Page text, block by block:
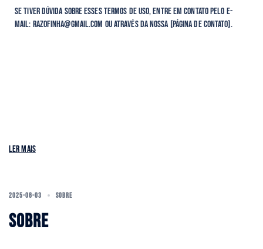
Se tiver dúvida sobre esses Termos de Uso, entre em contato pelo e-
mail: razofinha@gmail.com ou através da nossa [Página de Contato].
Ler mais
2025-06-03 SOBRE
SOBRE